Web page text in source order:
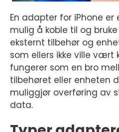
En adapter for iPhone
mulig å koble til og
eksternt tilbehør og
som ellers ikke ville vært
fungerer som en bro
tilbehøret eller enheten
muliggjør overføring av
data.